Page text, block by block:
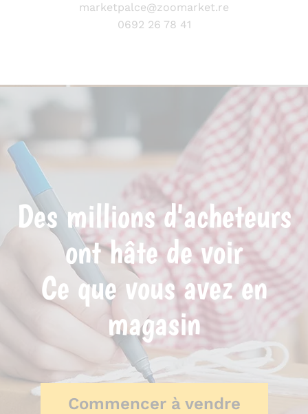
marketpalce@zoomarket.re
0692 26 78 41
Des millions d'acheteurs
ont hâte de voir
Ce que vous avez en
magasin
Commencer à vendre